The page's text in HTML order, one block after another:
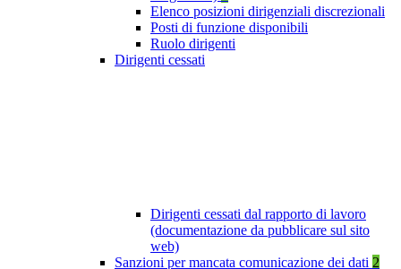
Elenco posizioni dirigenziali discrezionali
Posti di funzione disponibili
Ruolo dirigenti
Dirigenti cessati
Dirigenti cessati dal rapporto di lavoro
(documentazione da pubblicare sul sito
web)
Sanzioni per mancata comunicazione dei dati 2